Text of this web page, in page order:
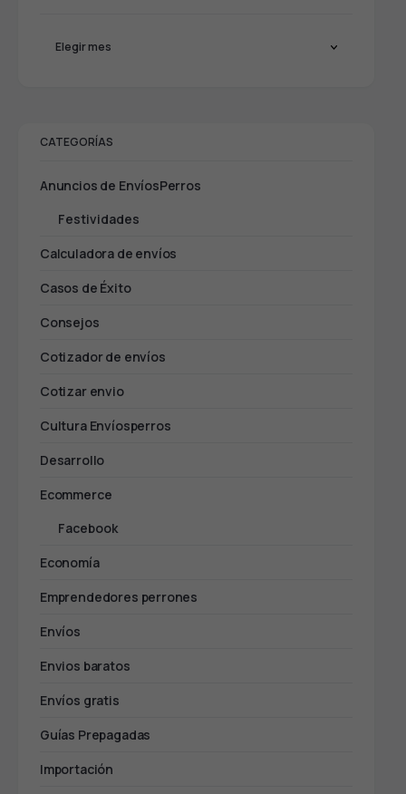
CATEGORÍAS
Anuncios de EnvíosPerros
Festividades
Calculadora de envíos
Casos de Éxito
Consejos
Cotizador de envíos
Cotizar envio
Cultura Envíosperros
Desarrollo
Ecommerce
Facebook
Economía
Emprendedores perrones
Envíos
Envios baratos
Envíos gratis
Guías Prepagadas
Importación